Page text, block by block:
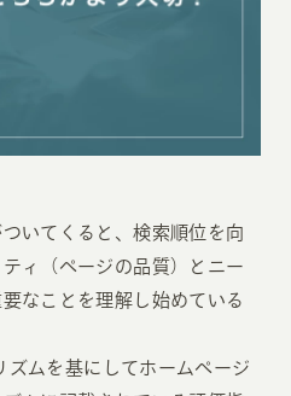
いてくると、検索順位を向
ィ（ページの品質）とニー
なことを理解し始めている
ムを基にしてホームページ